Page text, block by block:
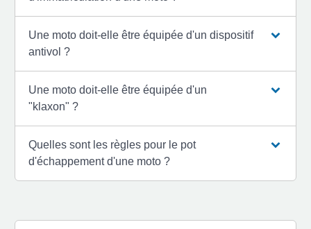
Une moto doit-elle être équipée d'un dispositif
antivol ?
Une moto doit-elle être équipée d'un
"klaxon" ?
Quelles sont les règles pour le pot
d'échappement d'une moto ?